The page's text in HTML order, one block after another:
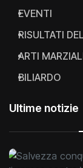
EVENTI
RISULTATI
ARTI
BILIARDO
Ultime notizie